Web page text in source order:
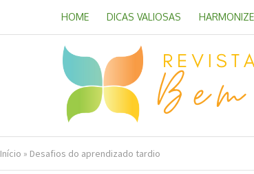
HOME DICAS VALIOSAS
Início » Desafios do aprendizado tardio